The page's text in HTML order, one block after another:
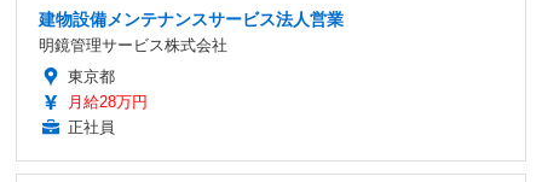
建物設備メンテナンスサービス法人営業
明鏡管理サービス株式会社
東京都
月給28万円
正社員